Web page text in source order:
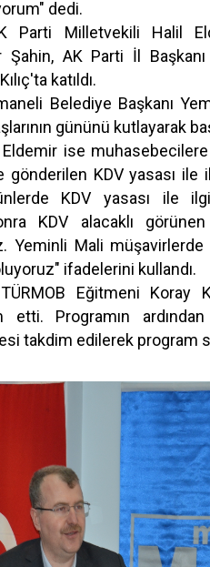
dedi.
Parti Milletvekili Halil
AK Parti İl Başkanı
katıldı.
Belediye Başkanı
gününü kutlayarak
ise muhasebecilere
KDV yasası ile
KDV yasası ile
KDV alacaklı
Yeminli Mali
ifadelerini kullandı.
Eğitmeni Koray
etti. Programın ardından
takdim edilerek program